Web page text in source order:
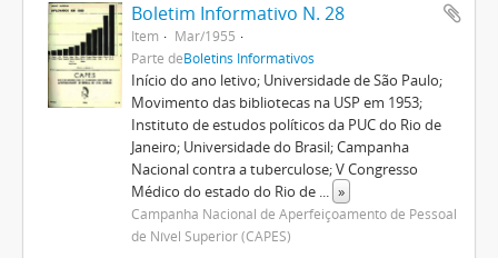
Boletim Informativo N. 28
Item
Mar/1955
Parte deBoletins Informativos
Início do ano letivo; Universidade de São Paulo;
Movimento das bibliotecas na USP em 1953;
Instituto de estudos políticos da PUC do Rio de
Janeiro; Universidade do Brasil; Campanha
Nacional contra a tuberculose; V Congresso
Médico do estado do Rio de ... »
Campanha Nacional de Aperfeiçoamento de Pessoal
de Nível Superior (CAPES)